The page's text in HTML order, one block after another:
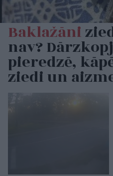
Baklažāni
nav?
pieredzē,
ziedi un